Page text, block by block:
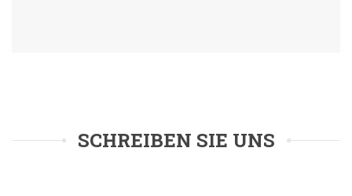
SCHREIBEN SIE UNS